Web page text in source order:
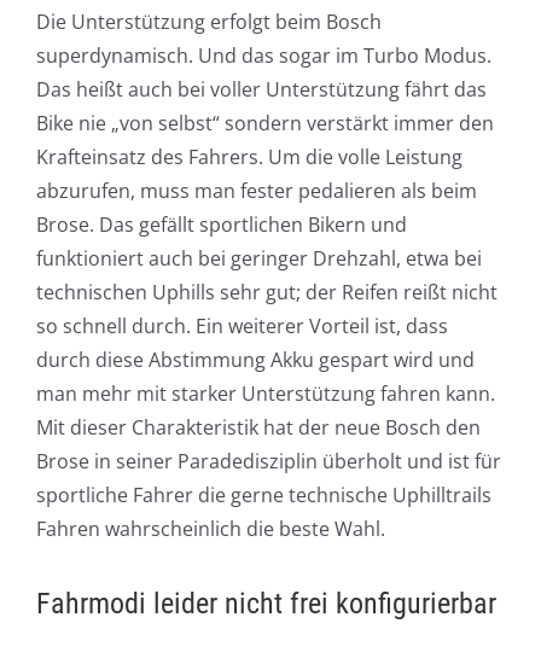
Die Unterstützung erfolgt beim Bosch
superdynamisch. Und das sogar im Turbo Modus.
Das heißt auch bei voller Unterstützung fährt das
Bike nie „von selbst“ sondern verstärkt immer den
Krafteinsatz des Fahrers. Um die volle Leistung
abzurufen, muss man fester pedalieren als beim
Brose. Das gefällt sportlichen Bikern und
funktioniert auch bei geringer Drehzahl, etwa bei
technischen Uphills sehr gut; der Reifen reißt nicht
so schnell durch. Ein weiterer Vorteil ist, dass
durch diese Abstimmung Akku gespart wird und
man mehr mit starker Unterstützung fahren kann.
Mit dieser Charakteristik hat der neue Bosch den
Brose in seiner Paradedisziplin überholt und ist für
sportliche Fahrer die gerne technische Uphilltrails
Fahren wahrscheinlich die beste Wahl.
Fahrmodi leider nicht frei konfigurierbar